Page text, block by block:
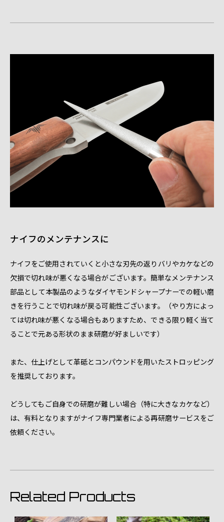
ナイフのメンテナンスに
ナイフをご使用されていくと小さな刃先の返りバリやカケなどの
欠損で切れ味が悪くなる場合がございます。簡単なメンテナンス
部品として本製品のようなダイヤモンドシャープナーでの軽い磨
きを行うことで切れ味が戻る可能性ございます。（やり方によっ
ては切れ味が悪くなる場合もありますため、できる限り軽く当て
ることで元ある形状のまま研磨が好ましいです）
また、仕上げとして革砥とコンパウンドを用いたストロッピング
を推奨しております。
どうしてもご自身での研磨が難しい場合（特に大きなカケなど）
は、有料となりますがナイフ専門業者による再研磨サービスをご
依頼ください。
Related Products